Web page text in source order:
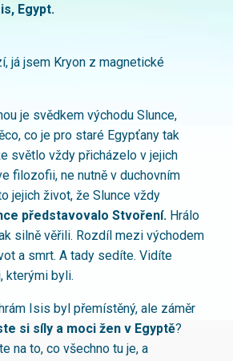
Egypt.
já jsem Kryon z magnetické
je svědkem východu Slunce,
co je pro staré Egypťany tak
světlo vždy přicházelo v jejich
filozofii, ne nutně v duchovním
jejich život, že Slunce vždy
představovalo Stvoření. Hrálo
silně věřili. Rozdíl mezi východem
a smrt. A tady sedíte. Vidíte
kterými byli.
Isis byl přemístěný, ale záměr
si síly a moci žen v Egyptě?
na to, co všechno tu je, a